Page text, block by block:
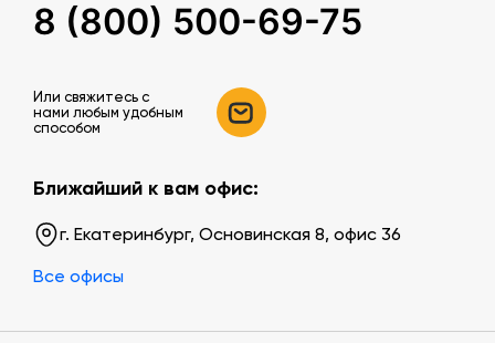
8 (800) 500-69-75
Или свяжитесь c
нами любым удобным
способом
Ближайший к вам офис:
г. Екатеринбург, Основинская 8, офис 36
Все офисы